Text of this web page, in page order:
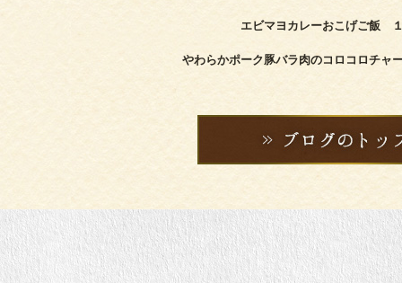
エビマヨカレーおこげご飯
やわらかポーク豚バラ肉のコロコロチ